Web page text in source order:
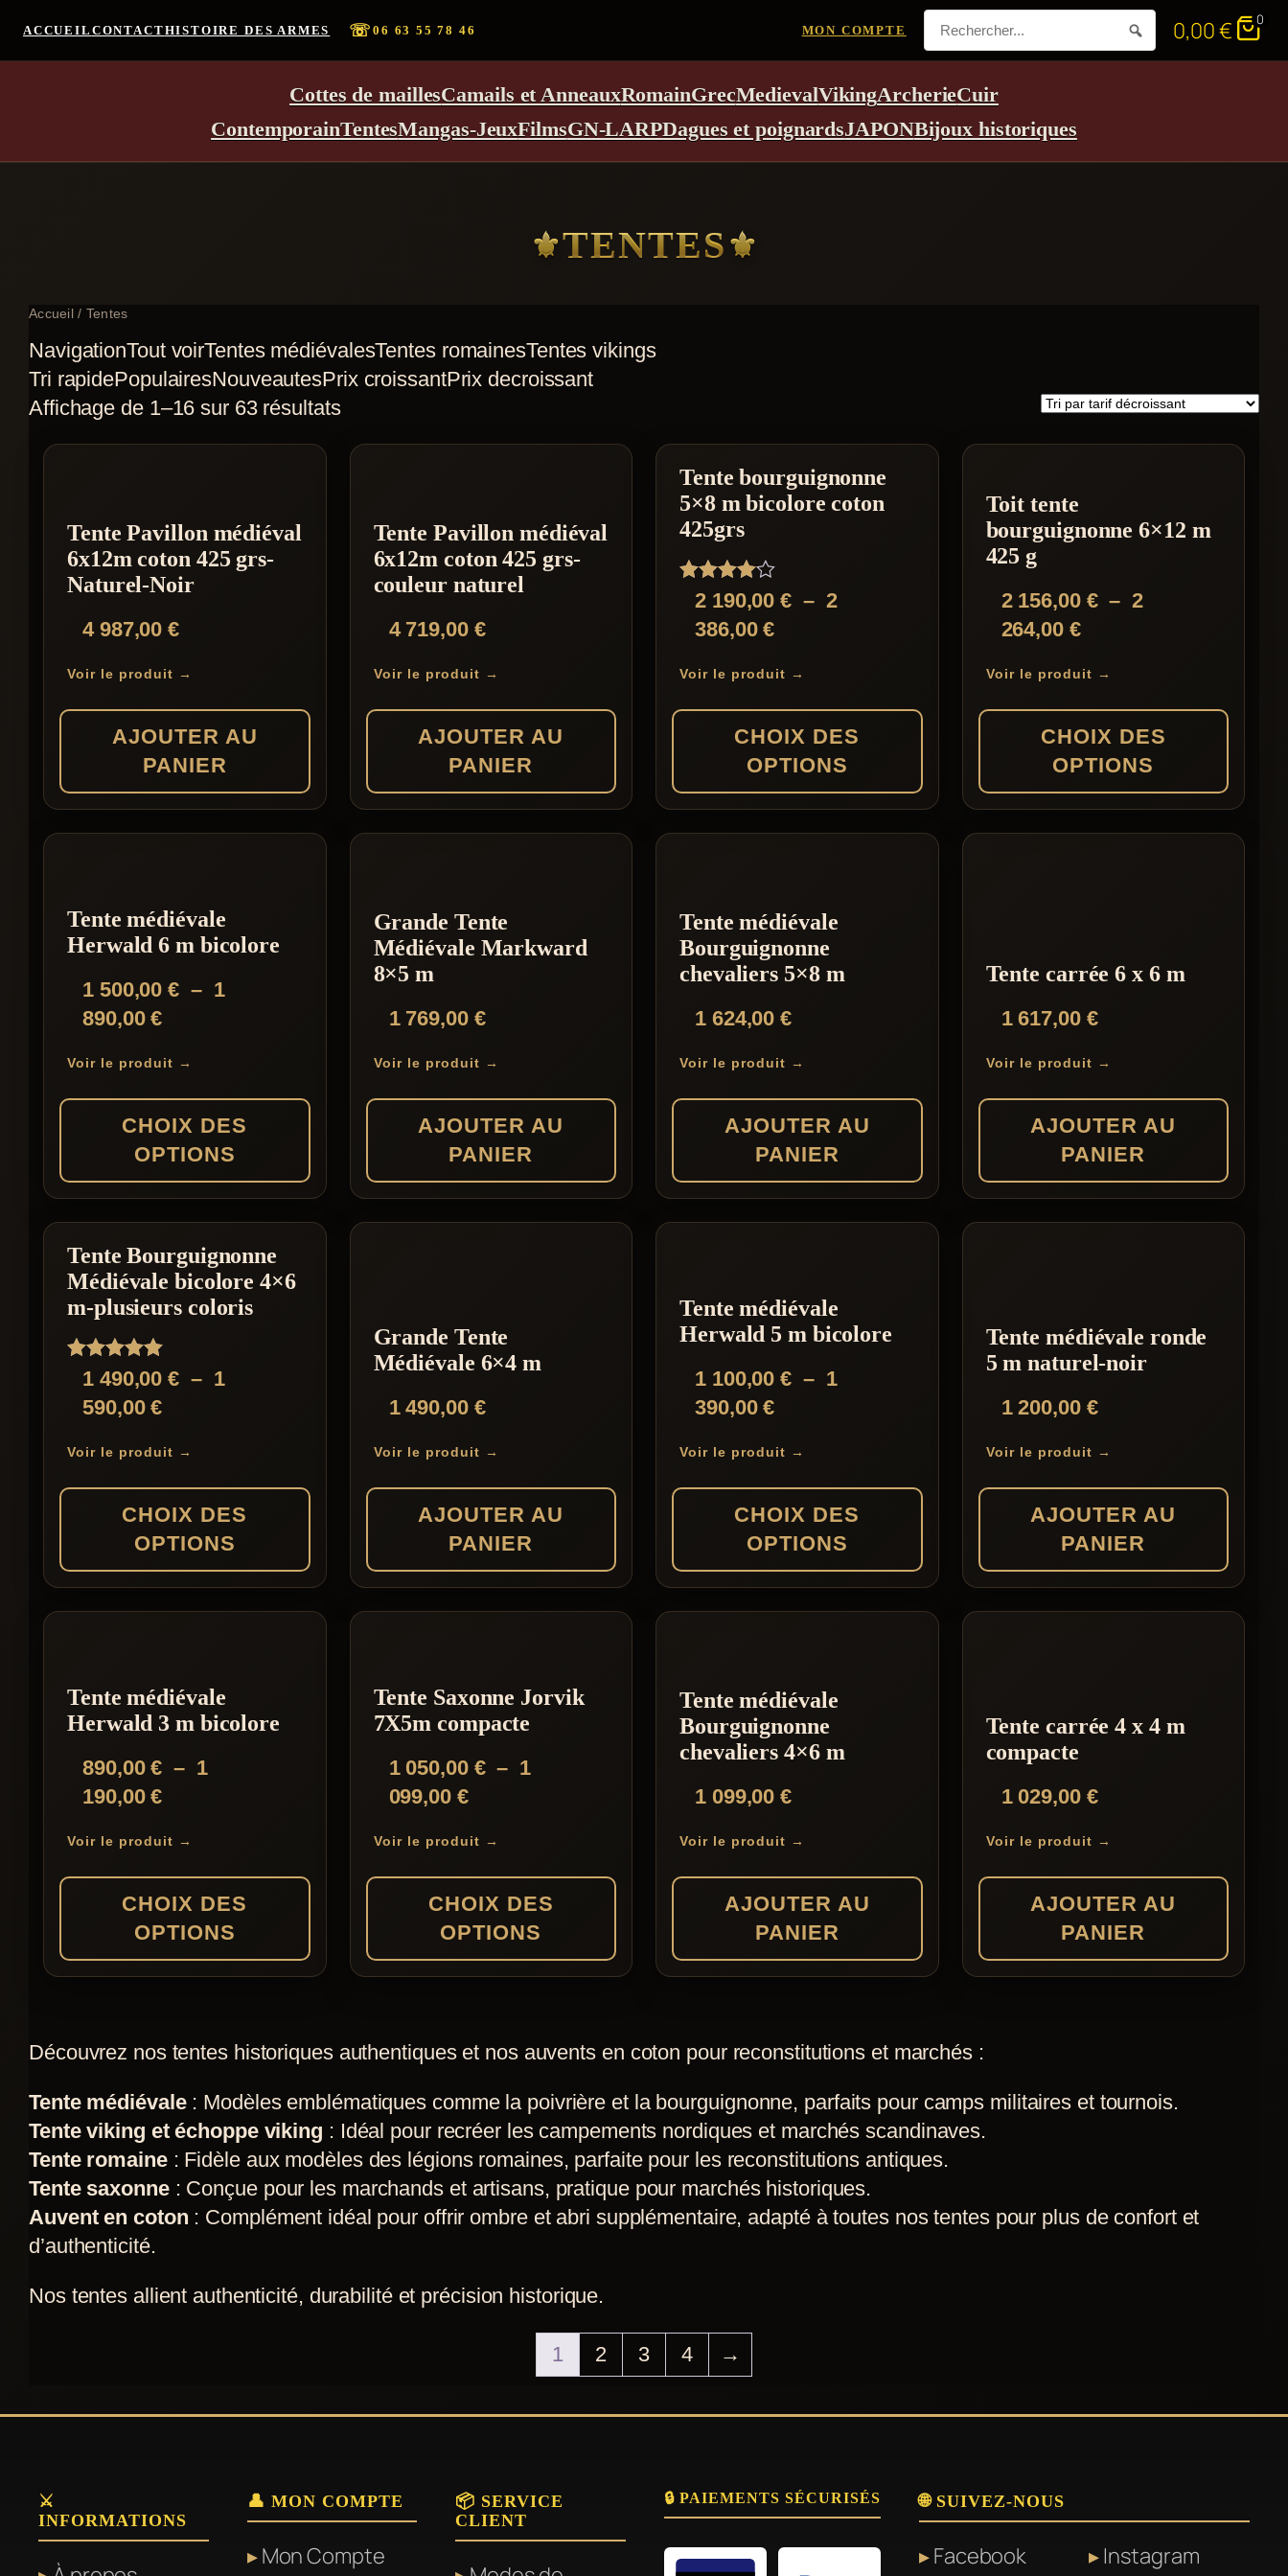
ACCUEIL CONTACTHISTOIRE DES ARMES ☏06 63 55 78 46 MON COMPTE 0,00€ 0
Cottes de maillesCamails et AnneauxRomainGrecMedievalVikingArcherieCuir
ContemporainTentesMangas-JeuxFilmsGN-LARPDagues et poignardsJAPONBijoux historiques
TENTES
Accueil/ Tentes
NavigationTout voirTentes médiévalesTentes romainesTentes vikings
Tri rapidePopulairesNouveautesPrix croissantPrix decroissant
Affichage de 1–16 sur 63 résultatsTrié
Tente Pavillon médiéval
6x12m coton 425 grs-
Naturel-Noir
4 987,00€
Voir le produit →
AJOUTER AU
PANIER
Tente Pavillon médiéval
6x12m coton 425 grs-
couleur naturel
4 719,00 €
Voir le produit →
AJOUTER AU
PANIER
Tente bourguignonne
5×8 m bicolore coton
425grs
Note
4.00
sur 5
2 190,00€ – 2
386,00€Plage
prix :
2
190,00 €
à
2
386,00 €
Voir le produit →
CHOIX DES
OPTIONS
produit
plusieurs
variations.
Les
peuvent
être
sur
du
produit
Toit tente
bourguignonne 6×12 m
425 g
2 156,00 € – 2
264,00 €Plage
prix :
2
156,00 €
à
2
264,00 €
Voir le produit →
CHOIX DES
OPTIONS
produit
Les
peuvent
être
sur
du
produit
Tente médiévale
Herwald 6 m bicolore
1 500,00€ – 1
890,00€Plage
prix :
1
500,00 €
à
1
890,00 €
Voir le produit →
CHOIX DES
OPTIONS
produit
plusieurs
variations.
Les
options
peuvent
être
sur
du
produit
Grande Tente
Médiévale Markward
8×5 m
1 769,00 €
Voir le produit →
AJOUTER AU
PANIER
Tente médiévale
Bourguignonne
chevaliers 5×8 m
1 624,00€
Voir le produit →
AJOUTER AU
PANIER
Tente carrée 6 x 6 m
1 617,00 €
Voir le produit →
AJOUTER AU
PANIER
Tente Bourguignonne
Médiévale bicolore 4×6
m-plusieurs coloris
Note
5.00
sur 5
1 490,00€ – 1
590,00€Plage
prix :
1
490,00 €
à
1
590,00 €
Voir le produit →
CHOIX DES
OPTIONS
produit
plusieurs
variations.
options
peuvent
être
sur
du
Grande Tente
Médiévale 6×4 m
1 490,00 €
Voir le produit →
AJOUTER AU
PANIER
Tente médiévale
Herwald 5 m bicolore
1 100,00€ – 1
390,00€Plage
prix :
1
100,00 €
à
1
390,00 €
Voir le produit →
CHOIX DES
OPTIONS
produit
plusieurs
variations.
Les
peuvent
être
sur
du
Tente médiévale ronde
5 m naturel-noir
1 200,00 €
Voir le produit →
AJOUTER AU
PANIER
Tente médiévale
Herwald 3 m bicolore
890,00€ – 1
190,00€Plage
prix :
890,00 €
à
1
190,00 €
Voir le produit →
CHOIX DES
OPTIONS
a
variations.
Les
options
peuvent
être
choisies
la
Tente Saxonne Jorvik
7X5m compacte
1 050,00 € – 1
099,00 €Plage
prix :
1
050,00 €
à
1
Voir le produit →
CHOIX DES
OPTIONS
a
variations.
Les
options
peuvent
être
la
Tente médiévale
Bourguignonne
chevaliers 4×6 m
1 099,00€
Voir le produit →
AJOUTER AU
PANIER
Tente carrée 4 x 4 m
compacte
1 029,00 €
Voir le produit →
AJOUTER AU
PANIER
Découvrez nos tentes historiques authentiques et nos auvents en coton pour reconstitutions et marchés :
Tente médiévale: Modèles emblématiques comme la poivrière et la bourguignonne, parfaits pour camps militaires et tournois.
Tente viking et échoppe viking : Idéal pour recréer les campements nordiques et marchés scandinaves.
Tente romaine: Fidèle aux modèles des légions romaines, parfaite pour les reconstitutions antiques.
Tente saxonne: Conçue pour les marchands et artisans, pratique pour marchés historiques.
Auvent en coton : Complément idéal pour offrir ombre et abri supplémentaire, adapté à toutes nos tentes pour plus de confort et
d’authenticité.
Nos tentes allient authenticité, durabilité et précision historique.
1 2 3 4 →
⚔️
INFORMATIONS
👤 MON COMPTE
Mon Compte
📦 SERVICE
CLIENT
🔒 PAIEMENTS SÉCURISÉS 🌐 SUIVEZ-NOUS
Facebook Instagram